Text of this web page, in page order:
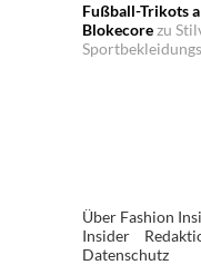
Fußball-Trikots
Blokecorezu
Über Fashion
Insider
Datenschutz